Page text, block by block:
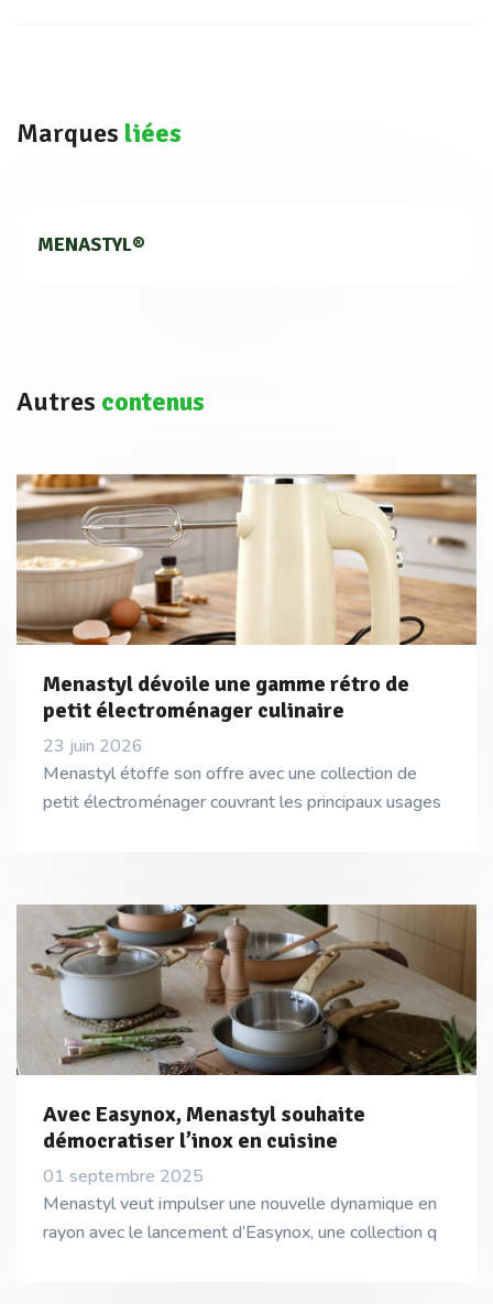
Marques liées
MENASTYL®
Autres contenus
Menastyl dévoile une gamme rétro de
petit électroménager culinaire
23 juin 2026
Menastyl étoffe son offre avec une collection de
petit électroménager couvrant les principaux usages
Avec Easynox, Menastyl souhaite
démocratiser l’inox en cuisine
01 septembre 2025
Menastyl veut impulser une nouvelle dynamique en
rayon avec le lancement d’Easynox, une collection q